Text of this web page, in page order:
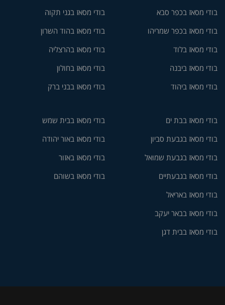
בודי מסאז בכפר סבא
בודי מסאז בכפר שמריהו
בודי מסאז בלוד
בודי מסאז ביבנה
בודי מסאז ביהוד
בודי מסאז בגני תקוה
בודי מסאז בהוד השרון
בודי מסאז בהרצליה
בודי מסאז בחולון
בודי מסאז בבני ברק
בודי מסאז בבת ים
בודי מסאז בגבעת סביון
בודי מסאז בגבעת שמואל
בודי מסאז בגבעתיים
בודי מסאז באריאל
בודי מסאז בבאר יעקב
בודי מסאז בבית דגן
בודי מסאז בבית שמש
בודי מסאז באור יהודה
בודי מסאז באזור
בודי מסאז בשוהם